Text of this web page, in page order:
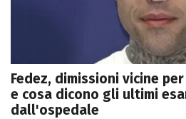
Fedez, dimissioni vicine
e cosa dicono gli ultimi
dall'ospedale